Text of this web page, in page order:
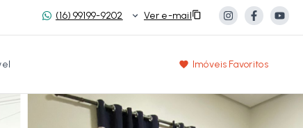
(16) 99199-9202 Ver e-mail
Imóveis Favoritos